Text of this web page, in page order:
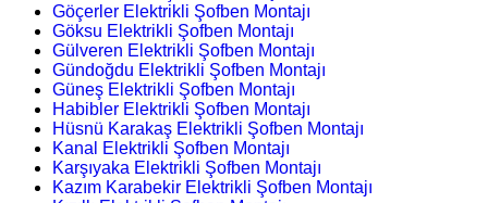
Göçerler Elektrikli Şofben Montajı
Göksu Elektrikli Şofben Montajı
Gülveren Elektrikli Şofben Montajı
Gündoğdu Elektrikli Şofben Montajı
Güneş Elektrikli Şofben Montajı
Habibler Elektrikli Şofben Montajı
Hüsnü Karakaş Elektrikli Şofben Montajı
Kanal Elektrikli Şofben Montajı
Karşıyaka Elektrikli Şofben Montajı
Kazım Karabekir Elektrikli Şofben Montajı